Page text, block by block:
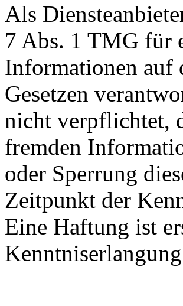
Als
7 Abs. 1 TMG für
Informationen auf
Gesetzen
nicht verpflichtet,
fremden
oder Sperrung
Zeitpunkt der
Eine Haftung ist